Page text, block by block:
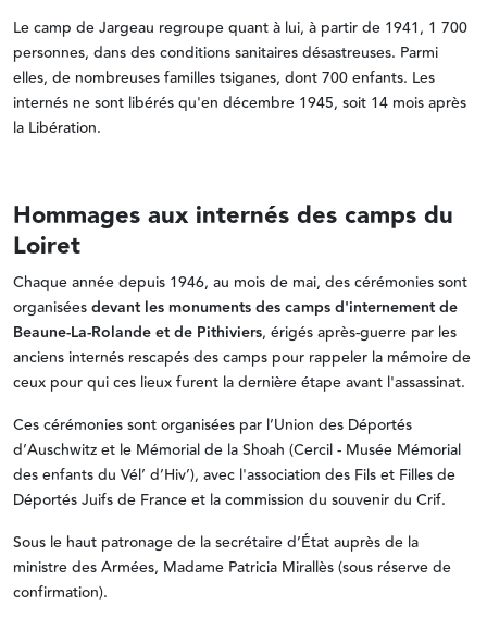
Le camp de Jargeau regroupe quant à lui, à partir de 1941, 1 700
personnes, dans des conditions sanitaires désastreuses. Parmi
elles, de nombreuses familles tsiganes, dont 700 enfants. Les
internés ne sont libérés qu'en décembre 1945, soit 14 mois après
la Libération.
Hommages aux internés des camps du
Loiret
Chaque année depuis 1946, au mois de mai, des cérémonies sont
organiséesdevant les monuments des camps d'internement de
Beaune-La-Rolande et de Pithiviers, érigés après-guerre par les
anciens internés rescapés des camps pour rappeler la mémoire de
ceux pour qui ces lieux furent la dernière étape avant l'assassinat.
Ces cérémonies sont organisées par l’Union des Déportés
d’Auschwitz et le Mémorial de la Shoah (Cercil - Musée Mémorial
des enfants du Vél’ d’Hiv’), avec l'association des Fils et Filles de
Déportés Juifs de France et la commission du souvenir du Crif.
Sous le haut patronage de la secrétaire d’État auprès de la
ministre des Armées, Madame Patricia Mirallès (sous réserve de
confirmation).